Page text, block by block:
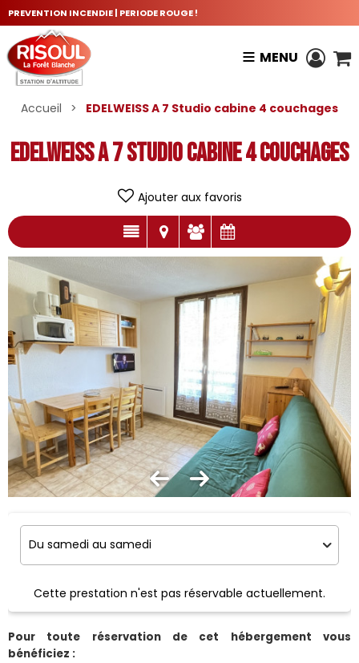
PREVENTION INCENDIE | PERIODE ROUGE !
MENU
Accueil > EDELWEISS A 7 Studio cabine 4 couchages
EDELWEISS A 7 Studio cabine 4 couchages
Ajouter aux favoris
Cette prestation n'est pas réservable actuellement.
Pour toute réservation de cet hébergement vous
bénéficiez :